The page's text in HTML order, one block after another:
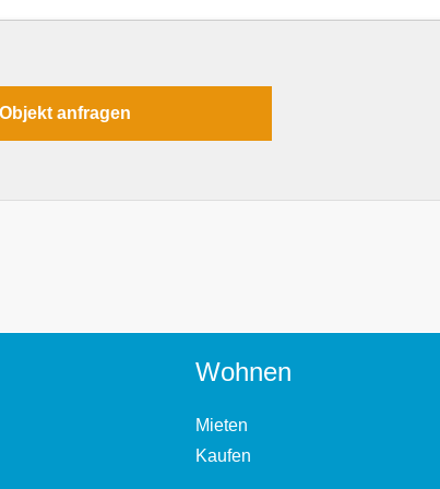
Wohnen
Mieten
Kaufen